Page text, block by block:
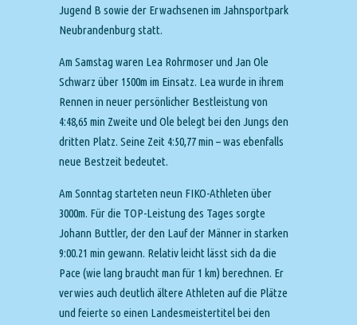
Jugend B sowie der Erwachsenen im Jahnsportpark
Neubrandenburg statt.
Am Samstag waren Lea Rohrmoser und Jan Ole
Schwarz über 1500m im Einsatz. Lea wurde in ihrem
Rennen in neuer persönlicher Bestleistung von
4:48,65 min Zweite und Ole belegt bei den Jungs den
dritten Platz. Seine Zeit 4:50,77 min – was ebenfalls
neue Bestzeit bedeutet.
Am Sonntag starteten neun FIKO-Athleten über
3000m. Für die TOP-Leistung des Tages sorgte
Johann Buttler, der den Lauf der Männer in starken
9:00.21 min gewann. Relativ leicht lässt sich da die
Pace (wie lang braucht man für 1 km) berechnen. Er
verwies auch deutlich ältere Athleten auf die Plätze
und feierte so einen Landesmeistertitel bei den